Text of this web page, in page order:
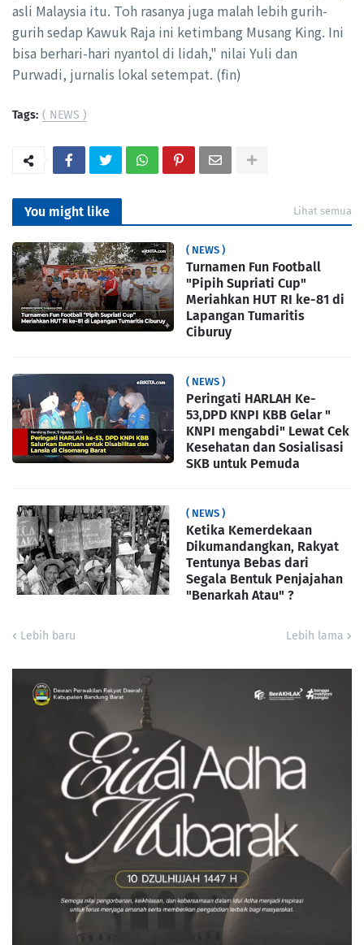
asli Malaysia itu. Toh rasanya juga malah lebih gurih-
gurih sedap Kawuk Raja ini ketimbang Musang King. Ini
bisa berhari-hari nyantol di lidah," nilai Yuli dan
Purwadi, jurnalis lokal setempat. (fin)
Tags: ( NEWS )
You might like Lihat semua
( NEWS )
Turnamen Fun Football
"Pipih Supriati Cup"
Meriahkan HUT RI ke-81 di
Lapangan Tumaritis
Ciburuy
( NEWS )
Peringati HARLAH Ke-
53,DPD KNPI KBB Gelar "
KNPI mengabdi" Lewat Cek
Kesehatan dan Sosialisasi
SKB untuk Pemuda
( NEWS )
Ketika Kemerdekaan
Dikumandangkan, Rakyat
Tentunya Bebas dari
Segala Bentuk Penjajahan
"Benarkah Atau" ?
Lebih baru Lebih lama